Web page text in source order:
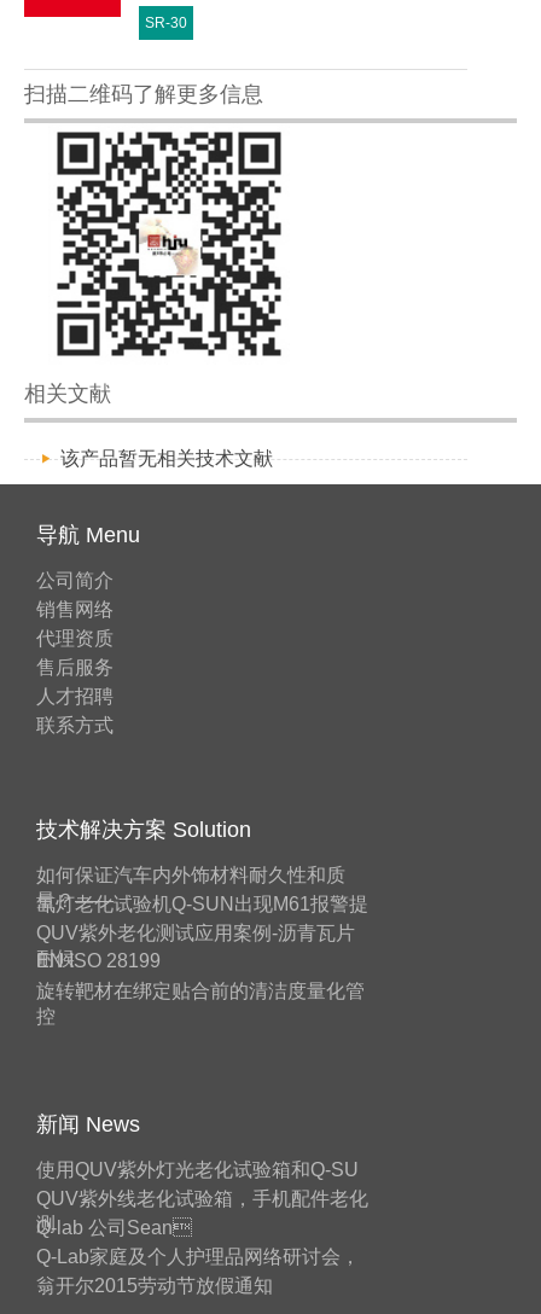
SR-30
扫描二维码了解更多信息
相关文献
该产品暂无相关技术文献
导航 Menu
公司简介
销售网络
代理资质
售后服务
人才招聘
联系方式
技术解决方案 Solution
如何保证汽车内外饰材料耐久性和质
量？——
氙灯老化试验机Q-SUN出现M61报警提
QUV紫外老化测试应用案例-沥青瓦片
耐候
EN ISO 28199
旋转靶材在绑定贴合前的清洁度量化管
控
新闻 News
使用QUV紫外灯光老化试验箱和Q-SU
QUV紫外线老化试验箱，手机配件老化
测
Q-lab 公司Sean
Q-Lab家庭及个人护理品网络研讨会，
翁开尔2015劳动节放假通知